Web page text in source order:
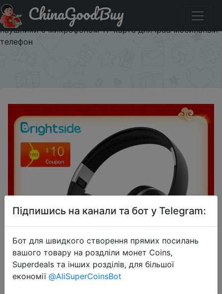
Код на знижку $10/10 Brightside беспроводные
наушники Bluetooth гарнитура складные глубокий бас
наушники с микрофоном TF карта для Ipad мобильный
телефон
ChinaGoodBuy
Підпишись на канали та бот у Telegram:
Бот для швидкого створення прямих посилань
вашого товару на роздліли монет Coins,
Superdeals та інших розділів, для більшої
економії @AliSuperCoinsBot